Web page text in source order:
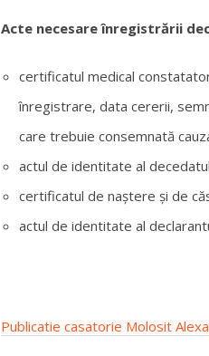
Acte necesare înregistrării
certificatul medical
înregistrare, data cererii,
care trebuie consemnată
actul de identitate al
certificatul de naștere și de
actul de identitate al
Publicatie casatorie Molosit